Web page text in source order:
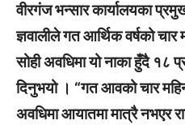
वीरगंज भन्सार कार्यालयका
ज्ञवालीले गत आर्थिक वर्षको
सोही अवधिमा यो नाका हुँदै १८
दिनुभयो । “गत आवको चार
अवधिमा आयातमा मात्रै नभएर